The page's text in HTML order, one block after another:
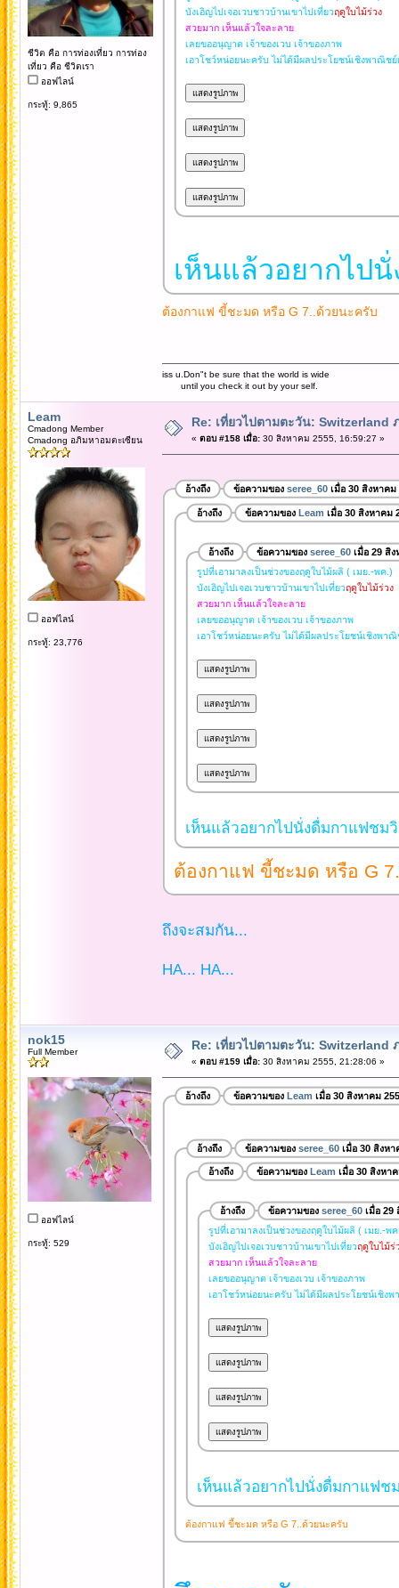
ชีวิต คือ การท่องเที่ยว การท่อง
เที่ยว คือ ชีวิตเรา
ออฟไลน์
กระทู้: 9,865
บังเอิญไปเจอเวบชาวบ้านเขาไปเที่ยวฤดูใบไม้ร่วง
สวยมาก เห็นแล้วใจละลาย
เลยขออนุญาต เจ้าของเวบ เจ้าของภาพ
เอาโชว์หน่อยนะครับ ไม่ได้มีผลประโยชน์เชิงพาณิชย์
เห็นแล้วอยากไป
ต้องกาแฟ ขี้ชะมด หรือ G 7..ด้วยนะครับ
iss u.Don"t be sure that the world is wide
until you check it out by your self.
Leam
Cmadong Member
Cmadong อภิมหาอมตะเซียน
ออฟไลน์
กระทู้: 23,776
Re: เที่ยวไปตามตะวัน: Switzerland
« ตอบ #158 เมื่อ:30 สิงหาคม 2555, 16:59:27 »
อ้างถึง ข้อความของ seree_60เมื่อ 30 สิงหาคม
อ้างถึง ข้อความของ Leam เมื่อ 30 สิงหาคม
อ้างถึง ข้อความของ seree_60เมื่อ 29 สิง
รูปที่เอามาลงเป็นช่วงของฤดูใบไม้ผลิ ( เมย.-พค.)
บังเอิญไปเจอเวบชาวบ้านเขาไปเที่ยวฤดูใบไม้ร่วง
สวยมาก เห็นแล้วใจละลาย
เลยขออนุญาต เจ้าของเวบ เจ้าของภาพ
เอาโชว์หน่อยนะครับ ไม่ได้มีผลประโยชน์เชิงพา
เห็นแล้วอยากไปนั่งดื่มกาแฟชม
ต้องกาแฟ ขี้ชะมด หรือ G
ถึงจะสมกัน...
HA... HA...
nok15
Full Member
ออฟไลน์
กระทู้: 529
Re: เที่ยวไปตามตะวัน: Switzerland
« ตอบ #159 เมื่อ:30 สิงหาคม 2555, 21:28:06 »
อ้างถึง ข้อความของ Leam เมื่อ 30 สิงหาคม
อ้างถึง ข้อความของ seree_60เมื่อ 30 สิงหา
อ้างถึง ข้อความของ Leam เมื่อ 30 สิงหา
อ้างถึง ข้อความของ seree_60เมื่อ 29
รูปที่เอามาลงเป็นช่วงของฤดูใบไม้ผลิ ( เมย.-พ
บังเอิญไปเจอเวบชาวบ้านเขาไปเที่ยวฤดูใบไม้ร่
สวยมาก เห็นแล้วใจละลาย
เลยขออนุญาต เจ้าของเวบ เจ้าของภาพ
เอาโชว์หน่อยนะครับ ไม่ได้มีผลประโยชน์เชิง
เห็นแล้วอยากไปนั่งดื่มกาแฟช
ต้องกาแฟ ขี้ชะมด หรือ G 7..ด้วยนะครับ